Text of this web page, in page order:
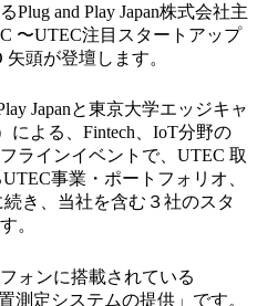
and Play Japan株式会社主
〜UTEC注目スタートアップ
頭が登壇します。
Japanと東京大学エッジキャ
による、Fintech、IoT分野の
ラインイベントで、UTEC 取
事業・ポートフォリオ、
き、当社を含む３社のスタ
。
ォンに搭載されている
測定システムの提供」です。